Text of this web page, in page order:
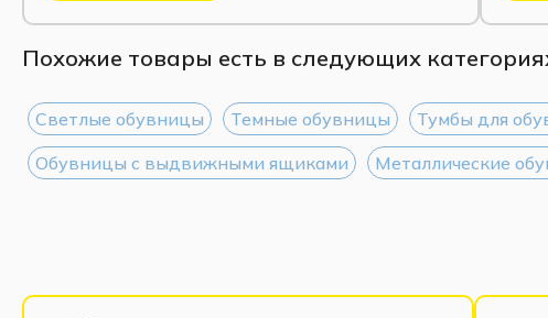
Похожие товары есть в следующих
Светлые обувницы Темные обувницы Тумбы для
Обувницы с выдвижными ящиками
Металлические